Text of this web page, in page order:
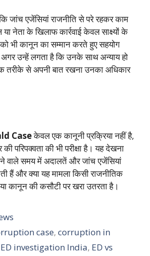
जांच एजेंसियां राजनीति से परे रहकर काम
नेता के खिलाफ कार्रवाई केवल साक्ष्यों के
को भी कानून का सम्मान करते हुए सहयोग
उन्हें लगता है कि उनके साथ अन्याय हो
तरीके से अपनी बात रखना उनका अधिकार
Caseकेवल एक कानूनी प्रक्रिया नहीं है,
परिपक्वता की भी परीक्षा है। यह देखना
वाले समय में अदालतें और जांच एजेंसियां
हैं और क्या यह मामला किसी राजनीतिक
कानून की कसौटी पर खरा उतरता है।
case,corruption in
ED investigation India, ED vs